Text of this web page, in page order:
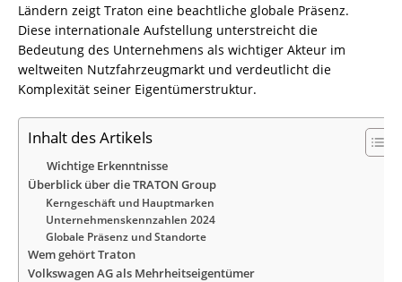
Ländern zeigt Traton eine beachtliche globale Präsenz.
Diese internationale Aufstellung unterstreicht die
Bedeutung des Unternehmens als wichtiger Akteur im
weltweiten Nutzfahrzeugmarkt und verdeutlicht die
Komplexität seiner Eigentümerstruktur.
Inhalt des Artikels
Wichtige Erkenntnisse
Überblick über die TRATON Group
Kerngeschäft und Hauptmarken
Unternehmenskennzahlen 2024
Globale Präsenz und Standorte
Wem gehört Traton
Volkswagen AG als Mehrheitseigentümer